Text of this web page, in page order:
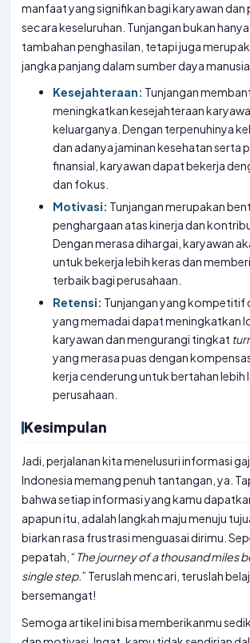
manfaat yang signifikan bagi karyawan dan
secara keseluruhan. Tunjangan bukan
tambahan penghasilan, tetapi juga
jangka panjang dalam sumber daya manusia.
Kesejahteraan: Tunjangan
meningkatkan kesejahteraan
keluarganya. Dengan terpenuhinya
dan adanya jaminan kesehatan serta
finansial, karyawan dapat bekerja
dan fokus.
Motivasi: Tunjangan merupakan
penghargaan atas kinerja dan
Dengan merasa dihargai, karyawan
untuk bekerja lebih keras dan
terbaik bagi perusahaan.
Retensi: Tunjangan yang kompetitif
yang memadai dapat meningkatkan
karyawan dan mengurangi tingkat
yang merasa puas dengan
kerja cenderung untuk bertahan lebih
perusahaan.
Kesimpulan
Jadi, perjalanan kita menelusuri informasi
Indonesia memang penuh tantangan, ya.
bahwa setiap informasi yang kamu
apapun itu, adalah langkah maju menuju
biarkan rasa frustrasi menguasai dirimu.
pepatah, “The journey of a thousand miles
single step.” Teruslah mencari, teruslah
bersemangat!
Semoga artikel ini bisa memberikanmu